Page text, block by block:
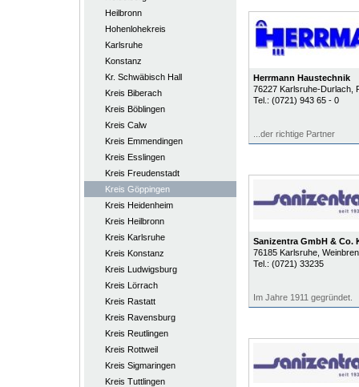
Heilbronn
Hohenlohekreis
Karlsruhe
Konstanz
Kr. Schwäbisch Hall
Kreis Biberach
Kreis Böblingen
Kreis Calw
Kreis Emmendingen
Kreis Esslingen
Kreis Freudenstadt
Kreis Göppingen
Kreis Heidenheim
Kreis Heilbronn
Kreis Karlsruhe
Kreis Konstanz
Kreis Ludwigsburg
Kreis Lörrach
Kreis Rastatt
Kreis Ravensburg
Kreis Reutlingen
Kreis Rottweil
Kreis Sigmaringen
Kreis Tuttlingen
Herrmann Haustechnik
76227 Karlsruhe-Durlach,
Tel.: (0721) 943 65 - 0
...der richtige Partner
Sanizentra GmbH & Co.
76185 Karlsruhe,
Tel.: (0721) 33235
Im Jahre 1911 gegründet.